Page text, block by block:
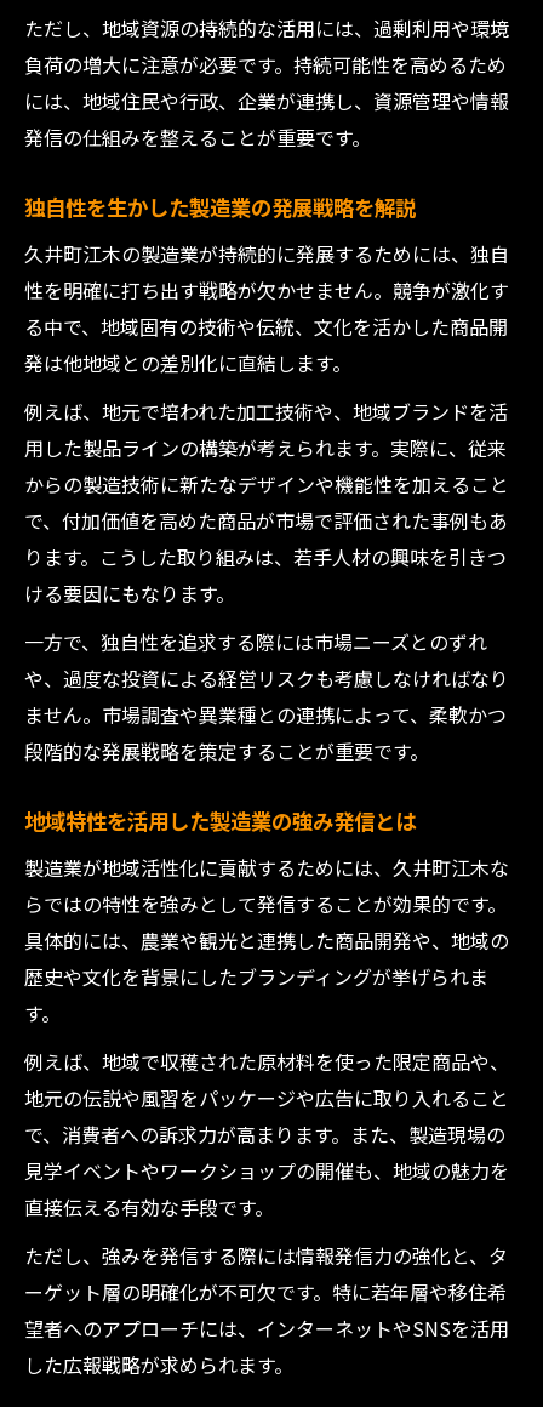
ただし、地域資源の持続的な活用には、過剰利用や環境
負荷の増大に注意が必要です。持続可能性を高めるため
には、地域住民や行政、企業が連携し、資源管理や情報
発信の仕組みを整えることが重要です。
独自性を生かした製造業の発展戦略を解説
久井町江木の製造業が持続的に発展するためには、独自
性を明確に打ち出す戦略が欠かせません。競争が激化す
る中で、地域固有の技術や伝統、文化を活かした商品開
発は他地域との差別化に直結します。
例えば、地元で培われた加工技術や、地域ブランドを活
用した製品ラインの構築が考えられます。実際に、従来
からの製造技術に新たなデザインや機能性を加えること
で、付加価値を高めた商品が市場で評価された事例もあ
ります。こうした取り組みは、若手人材の興味を引きつ
ける要因にもなります。
一方で、独自性を追求する際には市場ニーズとのずれ
や、過度な投資による経営リスクも考慮しなければなり
ません。市場調査や異業種との連携によって、柔軟かつ
段階的な発展戦略を策定することが重要です。
地域特性を活用した製造業の強み発信とは
製造業が地域活性化に貢献するためには、久井町江木な
らではの特性を強みとして発信することが効果的です。
具体的には、農業や観光と連携した商品開発や、地域の
歴史や文化を背景にしたブランディングが挙げられま
す。
例えば、地域で収穫された原材料を使った限定商品や、
地元の伝説や風習をパッケージや広告に取り入れること
で、消費者への訴求力が高まります。また、製造現場の
見学イベントやワークショップの開催も、地域の魅力を
直接伝える有効な手段です。
ただし、強みを発信する際には情報発信力の強化と、タ
ーゲット層の明確化が不可欠です。特に若年層や移住希
望者へのアプローチには、インターネットやSNSを活用
した広報戦略が求められます。